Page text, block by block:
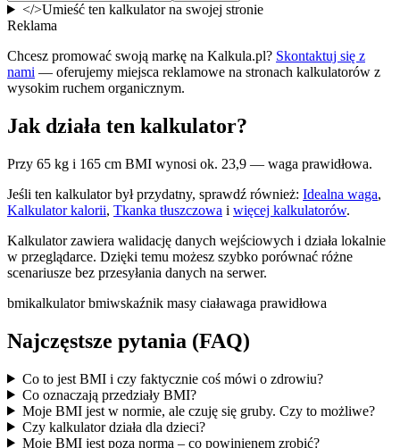
</>Umieść ten kalkulator na swojej stronie
Reklama
Chcesz promować swoją markę na Kalkula.pl? Skontaktuj się z
nami — oferujemy miejsca reklamowe na stronach kalkulatorów z
wysokim ruchem organicznym.
Jak działa ten kalkulator?
Przy 65 kg i 165 cm BMI wynosi ok. 23,9 — waga prawidłowa.
Jeśli ten kalkulator był przydatny, sprawdź również: Idealna waga,
Kalkulator kalorii, Tkanka tłuszczowa i więcej kalkulatorów.
Kalkulator zawiera walidację danych wejściowych i działa lokalnie
w przeglądarce. Dzięki temu możesz szybko porównać różne
scenariusze bez przesyłania danych na serwer.
bmikalkulator bmiwskaźnik masy ciaławaga prawidłowa
Najczęstsze pytania (FAQ)
Co to jest BMI i czy faktycznie coś mówi o zdrowiu?
Co oznaczają przedziały BMI?
Moje BMI jest w normie, ale czuję się gruby. Czy to możliwe?
Czy kalkulator działa dla dzieci?
Moje BMI jest poza normą – co powinienem zrobić?